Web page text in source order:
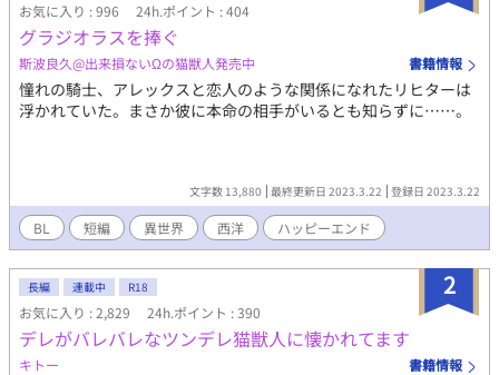
お気に入り : 996 24h.ポイント : 404
グラジオラスを捧ぐ
斯波良久@出来損ないΩの猫獣人発売中 書籍情報
憧れの騎士、アレックスと恋人のような関係になれたリヒターは
浮かれていた。まさか彼に本命の相手がいるとも知らずに……。
文字数 13,880 最終更新日 2023.3.22 登録日 2023.3.22
BL 短編 異世界 西洋 ハッピーエンド
2
長編 連載中 R18
お気に入り : 2,829 24h.ポイント : 390
デレがバレバレなツンデレ猫獣人に懐かれてます
キトー 書籍情報